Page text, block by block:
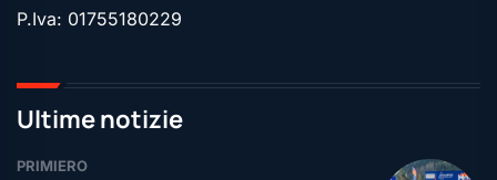
P.Iva: 01755180229
Ultime notizie
PRIMIERO